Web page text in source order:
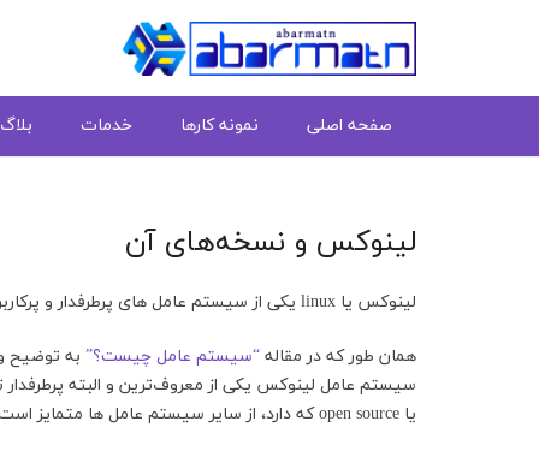
صفحه اصلی نمونه کارها خدمات بلاگ
لینوکس و نسخه‌های آن
لینوکس یا linux یکی از سیستم عامل های پرطرفدار و پرکاربرد در دنیای محصولات کامپیوتری و موبایل است.
همان طور که در مقاله “سیستم عامل چیست؟” به توضیح
سیستم عامل لینوکس یکی از معروف‌ترین و البته
یا open source که دارد، از سایر سیستم عامل ها متمایز است.